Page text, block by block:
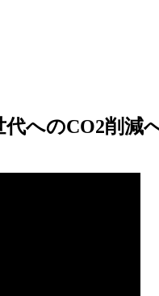
へのCO2削減